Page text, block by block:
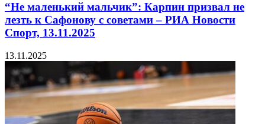
“Не маленький мальчик”: Карпин призвал не
лезть к Сафонову с советами – РИА Новости
Спорт, 13.11.2025
13.11.2025